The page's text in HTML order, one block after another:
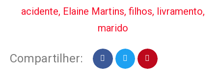
acidente, Elaine Martins, filhos, livramento,
marido
Compartilher: